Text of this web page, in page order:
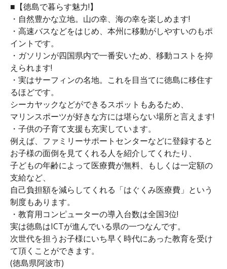
■【徳島で暮らす魅力!】
・自然豊かな立地。山の幸、海の幸を楽しめます!
・高速バスなどをはじめ、本州に移動がしやすいのもポ
イントです。
・ガソリンが四国県内で一番安いため、移動コストを抑
えられます!
・実はサーフィンの名地。これを目当てに徳島に移住す
るほどです。
シーカヤックなどができるスポットもあるため、
マリンスポーツが好きな方には堪らない場所と言えます!
・子供の子育て支援も充実しています。
例えば、ファミリーサポートセンターなどに登録すると
お子様の面倒を見てくれる人を紹介してくれたり、
子どもの年齢によって医療費が無料、もしくは一定額の
支給など、
自己負担額を減らしてくれる「はぐくみ医療費」という
制度もあります。
・教育用コンピューターの導入台数は全国3位!
実は徳島はICTが進んでいる県の一つなんです。
次世代を担うお子様にいち早く時代にあった教育を受け
て頂くことができます。
(徳島県阿波市)